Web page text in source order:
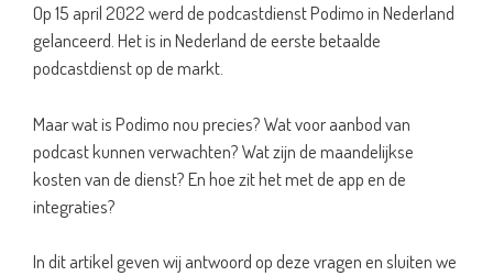
Op 15 april 2022 werd de podcastdienst Podimo in Nederland
gelanceerd. Het is in Nederland de eerste betaalde
podcastdienst op de markt.
Maar wat is Podimo nou precies? Wat voor aanbod van
podcast kunnen verwachten? Wat zijn de maandelijkse
kosten van de dienst? En hoe zit het met de app en de
integraties?
In dit artikel geven wij antwoord op deze vragen en sluiten we